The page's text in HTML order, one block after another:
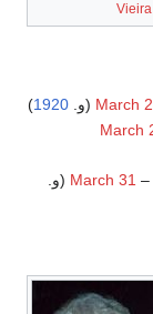
Vieira
March
1920
)
March
March 31 –